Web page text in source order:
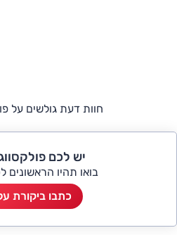
חוות דעת גולשים על
יש לכם
בואו תהיו הראשונים
כתבו ביקורת